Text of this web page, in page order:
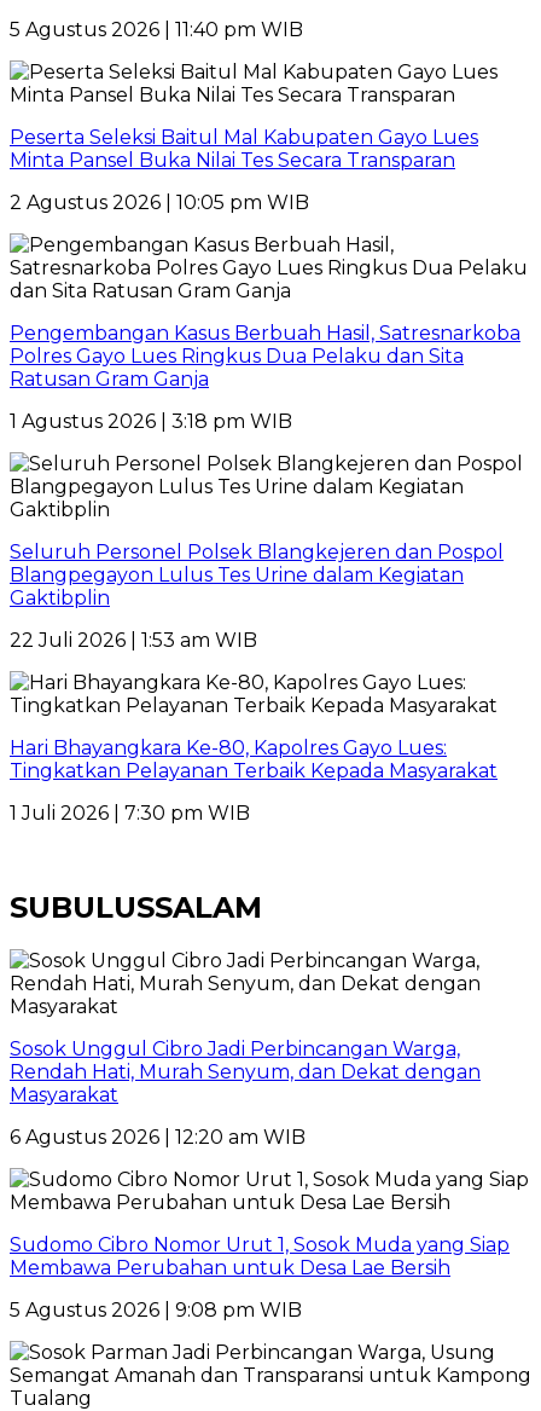
5 Agustus 2026 | 11:40 pm WIB
Peserta Seleksi Baitul Mal Kabupaten Gayo Lues
Minta Pansel Buka Nilai Tes Secara Transparan
2 Agustus 2026 | 10:05 pm WIB
Pengembangan Kasus Berbuah Hasil, Satresnarkoba
Polres Gayo Lues Ringkus Dua Pelaku dan Sita
Ratusan Gram Ganja
1 Agustus 2026 | 3:18 pm WIB
Seluruh Personel Polsek Blangkejeren dan Pospol
Blangpegayon Lulus Tes Urine dalam Kegiatan
Gaktibplin
22 Juli 2026 | 1:53 am WIB
Hari Bhayangkara Ke-80, Kapolres Gayo Lues:
Tingkatkan Pelayanan Terbaik Kepada Masyarakat
1 Juli 2026 | 7:30 pm WIB
SUBULUSSALAM
Sosok Unggul Cibro Jadi Perbincangan Warga,
Rendah Hati, Murah Senyum, dan Dekat dengan
Masyarakat
6 Agustus 2026 | 12:20 am WIB
Sudomo Cibro Nomor Urut 1, Sosok Muda yang Siap
Membawa Perubahan untuk Desa Lae Bersih
5 Agustus 2026 | 9:08 pm WIB